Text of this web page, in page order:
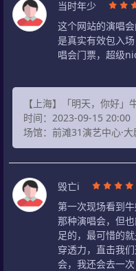
当时年少
这个网站的演唱
是真实有效包入
唱会门票，超级
【上海】「明天，你好
时间：2023-09-15 20:00
场馆：前滩31演艺中心·大
毁亡i
第一次现场看到
那种演唱会，但
足的，最可惜的
穿透力，直击我
会，我还会去一